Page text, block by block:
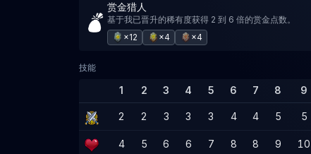
赏金猎人
基于我已晋升的稀有度获得 2 到 6 倍的赏金点数。
×12
×4 ×4
技能
1 2 3 4 5 6 7 8 9
2 2 3 3 3 4 4 5 5
4 5 6 6 7 8 8 9 10